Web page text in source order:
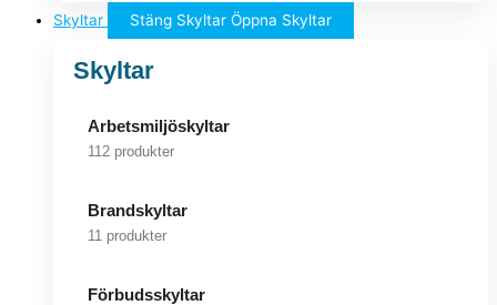
Skyltar Stäng Skyltar Öppna Skyltar
Skyltar
Arbetsmiljöskyltar
112 produkter
Brandskyltar
11 produkter
Förbudsskyltar